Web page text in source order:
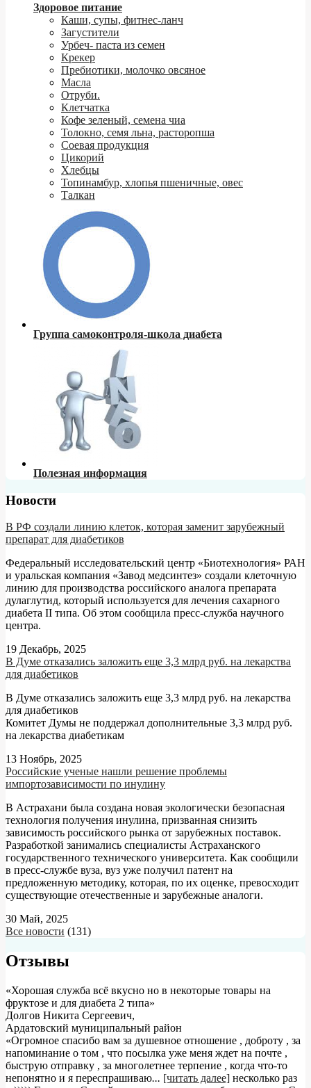
Здоровое питание
Каши, супы, фитнес-ланч
Загустители
Урбеч- паста из семен
Крекер
Пребиотики, молочко овсяное
Масла
Отруби.
Клетчатка
Кофе зеленый, семена чиа
Толокно, семя льна, расторопша
Соевая продукция
Цикорий
Хлебцы
Топинамбур, хлопья пшеничные, овес
Талкан
Группа самоконтроля-школа диабета
Полезная информация
Новости
В РФ создали линию клеток, которая заменит зарубежный
препарат для диабетиков
Федеральный исследовательский центр «Биотехнология» РАН
и уральская компания «Завод медсинтез» создали клеточную
линию для производства российского аналога препарата
дулаглутид, который используется для лечения сахарного
диабета II типа. Об этом сообщила пресс-служба научного
центра.
19 Декабрь, 2025
В Думе отказались заложить еще 3,3 млрд руб. на лекарства
для диабетиков
В Думе отказались заложить еще 3,3 млрд руб. на лекарства
для диабетиков
Комитет Думы не поддержал дополнительные 3,3 млрд руб.
на лекарства диабетикам
13 Ноябрь, 2025
Российские ученые нашли решение проблемы
импортозависимости по инулину
В Астрахани была создана новая экологически безопасная
технология получения инулина, призванная снизить
зависимость российского рынка от зарубежных поставок.
Разработкой занимались специалисты Астраханского
государственного технического университета. Как сообщили
в пресс-службе вуза, вуз уже получил патент на
предложенную методику, которая, по их оценке, превосходит
существующие отечественные и зарубежные аналоги.
30 Май, 2025
Все новости (131)
Отзывы
«Хорошая служба всё вкусно но в некоторые товары на
фруктозе и для диабета 2 типа»
Долгов Никита Сергеевич,
Ардатовский муниципальный район
«Огромное спасибо вам за душевное отношение , доброту , за
напоминание о том , что посылка уже меня ждет на почте ,
быструю отправку , за многолетнее терпение , когда что-то
непонятно и я переспрашиваю... [читать далее] несколько раз